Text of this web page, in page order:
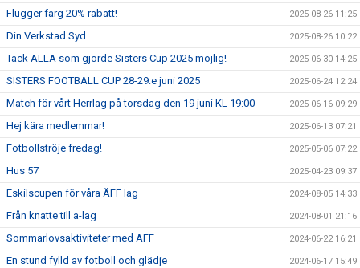
Flügger färg 20% rabatt! 2025-08-26 11:25
Din Verkstad Syd. 2025-08-26 10:22
Tack ALLA som gjorde Sisters Cup 2025 möjlig! 2025-06-30 14:25
SISTERS FOOTBALL CUP 28-29:e juni 2025 2025-06-24 12:24
Match för vårt Herrlag på torsdag den 19 juni KL 19:00 2025-06-16 09:29
Hej kära medlemmar! 2025-06-13 07:21
Fotbollströje fredag! 2025-05-06 07:22
Hus 57 2025-04-23 09:37
Eskilscupen för våra ÄFF lag 2024-08-05 14:33
Från knatte till a-lag 2024-08-01 21:16
Sommarlovsaktiviteter med ÄFF 2024-06-22 16:21
En stund fylld av fotboll och glädje 2024-06-17 15:49